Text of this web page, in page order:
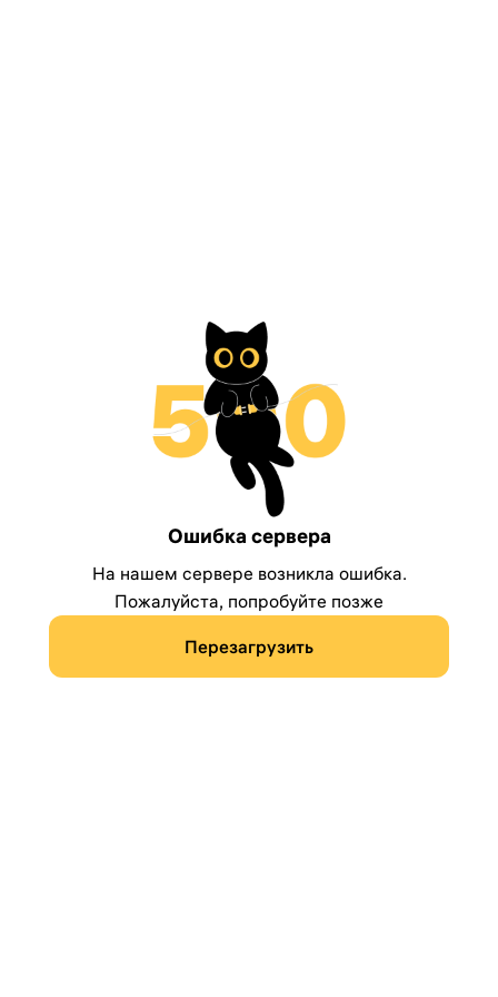
Ошибка сервера
На нашем сервере возникла ошибка.
Пожалуйста, попробуйте позже
Перезагрузить